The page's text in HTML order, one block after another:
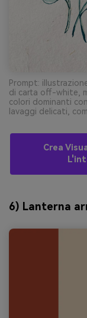
Prompt:
di carta off-white,
colori dominanti
lavaggi delicati,
Crea
6) Lanterna